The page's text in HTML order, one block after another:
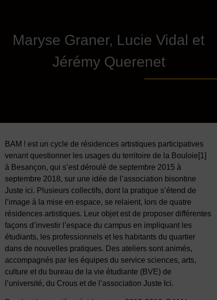
Maryse Graner, Lucie Vidal et
Jérémy Querenet
BAM ! est un cycle de résidences artistiques participatives
venant questionner les usages du territoire de la Bouloie[1]
à Besançon, qui s’est déroulé de septembre 2015 à
septembre 2018, sur une idée de l’association bisontine
Juste ici. Plusieurs collectifs, dont la pratique s’étend de
l’image à la mise en espace, se relaient, lors de quatre
résidences artistiques. Leur objet est de proposer différentes
façons d’investir l’espace du campus en impliquant les
étudiants, les professionnels et les habitants du quartier
dans de nouvelles pratiques. Des ateliers sont animés,
accompagnés par les équipes du service sciences, arts,
culture et du bureau de la vie étudiante (BVE) de
l’université, du Crous et de l’association Juste Ici.